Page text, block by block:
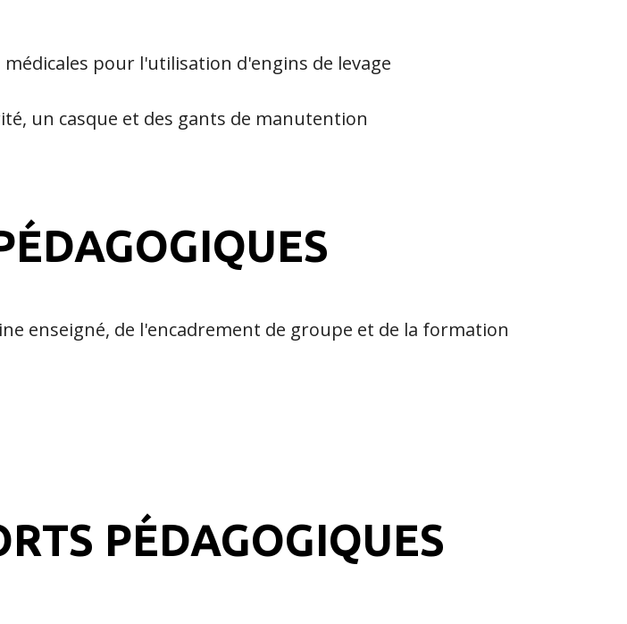
pour l'utilisation d'engins de levage
un casque et des gants de manutention
enseigné, de l'encadrement de groupe et de la formation
PÉDAGOGIQUES